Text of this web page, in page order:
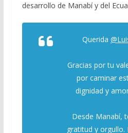
desarrollo de Manabí y del
Querida
Gracias por tu
por caminar
dignidad y
Desde Manabí,
gratitud y orgullo.